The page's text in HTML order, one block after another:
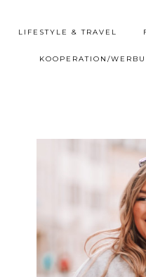
LIFESTYLE & TRAVEL
KOOPERATION/